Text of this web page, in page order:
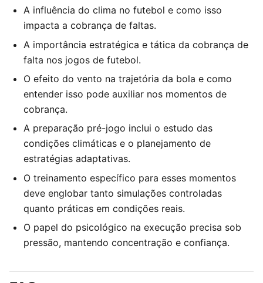
A influência do clima no futebol e como isso
impacta a cobrança de faltas.
A importância estratégica e tática da cobrança de
falta nos jogos de futebol.
O efeito do vento na trajetória da bola e como
entender isso pode auxiliar nos momentos de
cobrança.
A preparação pré-jogo inclui o estudo das
condições climáticas e o planejamento de
estratégias adaptativas.
O treinamento específico para esses momentos
deve englobar tanto simulações controladas
quanto práticas em condições reais.
O papel do psicológico na execução precisa sob
pressão, mantendo concentração e confiança.